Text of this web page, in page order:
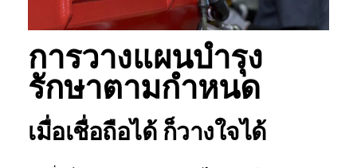
การวางแผนบำรุง
รักษาตามกำหนด
เมื่อเชื่อถือได้ ก็วางใจได้